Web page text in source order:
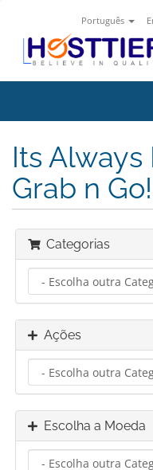
Português
Its Always
Grab n Go!
Categorias
Ações
Escolha a Moeda